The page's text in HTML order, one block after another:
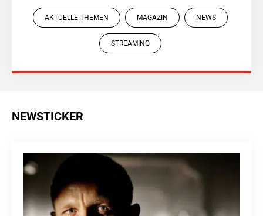
AKTUELLE THEMEN MAGAZIN NEWS
STREAMING
NEWSTICKER